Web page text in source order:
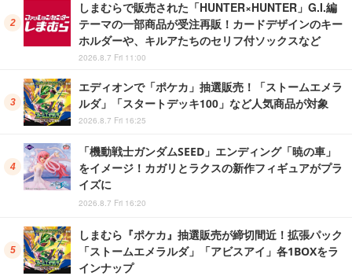
しまむらで販売された「HUNTER×HUNTER」G.I.編
テーマの一部商品が受注再販！カードデザインのキー
ホルダーや、キルアたちのセリフ付ソックスなど
2026.8.7 Fri 11:00
エディオンで「ポケカ」抽選販売！「ストームエメラ
ルダ」「スタートデッキ100」など人気商品が対象
2026.8.7 Fri 16:25
「機動戦士ガンダムSEED」エンディング「暁の車」
をイメージ！カガリとラクスの新作フィギュアがプラ
イズに
2026.8.7 Fri 16:20
しまむら『ポケカ』抽選販売が締切間近！拡張パック
「ストームエメラルダ」「アビスアイ」各1BOXをラ
インナップ